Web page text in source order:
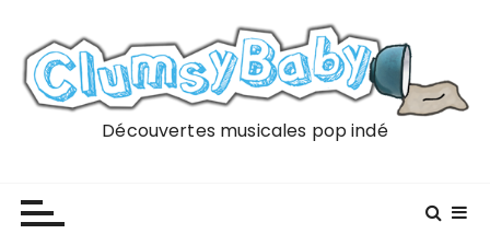
Découvertes musicales pop indé